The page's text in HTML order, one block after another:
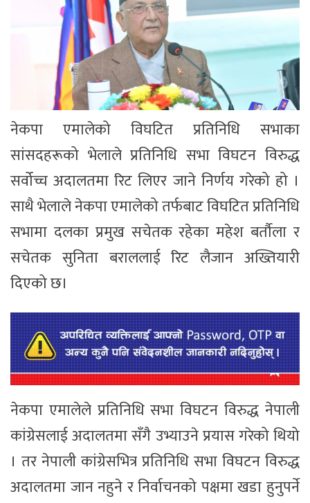
नेकपा एमालेको विघटित प्रतिनिधि सभाका
सांसदहरूको भेलाले प्रतिनिधि सभा विघटन विरुद्ध
सर्वोच्च अदालतमा रिट लिएर जाने निर्णय गरेको हो ।
साथै भेलाले नेकपा एमालेको तर्फबाट विघटित प्रतिनिधि
सभामा दलका प्रमुख सचेतक रहेका महेश बर्तौला र
सचेतक सुनिता बराललाई रिट लैजान अख्तियारी
दिएको छ।
नेकपा एमालेले प्रतिनिधि सभा विघटन विरुद्ध नेपाली
कांग्रेसलाई अदालतमा सँगै उभ्याउने प्रयास गरेको थियो
। तर नेपाली कांग्रेसभित्र प्रतिनिधि सभा विघटन विरुद्ध
अदालतमा जान नहुने र निर्वाचनको पक्षमा खडा हुनुपर्ने